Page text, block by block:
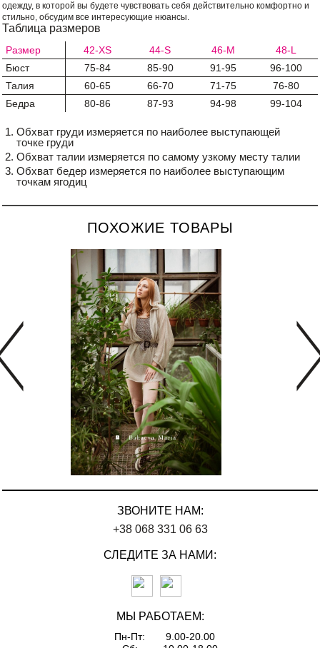
одежду, в которой вы будете чувствовать себя действительно комфортно и
стильно, обсудим все интересующие нюансы.
Таблица размеров
Размер 42-XS 44-S 46-M
48-L
Бюст
75-84 85-90 91-95
96-100
Талия
60-65 66-70 71-75
76-80
Бедра
80-86 87-93 94-98 99-104
Обхват груди измеряется по наиболее выступающей
точке груди
Обхват талии измеряется по самому узкому месту талии
Обхват бедер измеряется по наиболее выступающим
точкам ягодиц
ПОХОЖИЕ ТОВАРЫ
ЗВОНИТЕ НАМ:
+38 068 331 06 63
СЛЕДИТЕ ЗА НАМИ:
МЫ РАБОТАЕМ:
Пн-Пт:
9.00-20.00